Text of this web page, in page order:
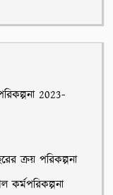
2023-
ক্রয় পরিকল্পনা
কর্মপরিকল্পনা